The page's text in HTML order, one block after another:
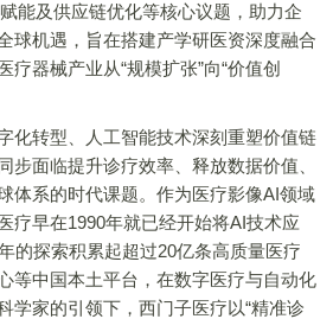
能及供应链优化等核心议题，助力企
球机遇，旨在搭建产学研医资深度融合
疗器械产业从“规模扩张”向“价值创
转型、人工智能技术深刻重塑价值链
步面临提升诊疗效率、释放数据价值、
体系的时代课题。作为医疗影像AI领域
疗早在1990年就已经开始将AI技术应
的探索积累起超过20亿条高质量医疗
等中国本土平台，在数字医疗与自动化
学家的引领下，西门子医疗以“精准诊